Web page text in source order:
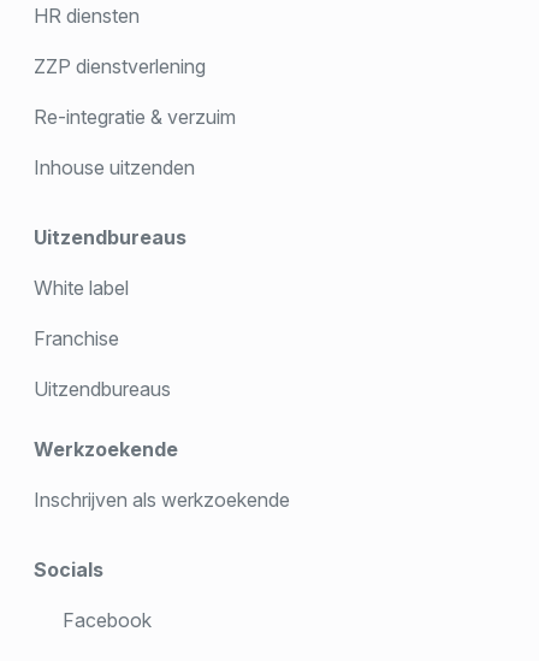
HR diensten
ZZP dienstverlening
Re-integratie & verzuim
Inhouse uitzenden
Uitzendbureaus
White label
Franchise
Uitzendbureaus
Werkzoekende
Inschrijven als werkzoekende
Socials
Facebook